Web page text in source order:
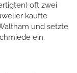
oft zwei
kaufte
und setzte
ein.